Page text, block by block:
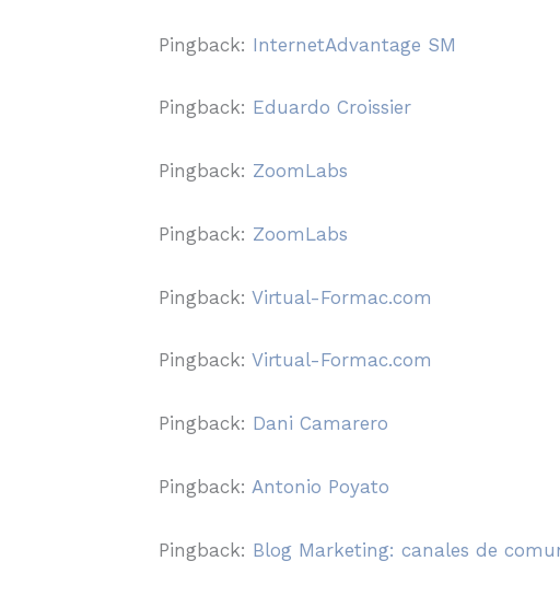
Pingback: InternetAdvantage SM
Pingback: Eduardo Croissier
Pingback: ZoomLabs
Pingback: ZoomLabs
Pingback: Virtual-Formac.com
Pingback: Virtual-Formac.com
Pingback: Dani Camarero
Pingback: Antonio Poyato
Pingback: Blog Marketing: canales de